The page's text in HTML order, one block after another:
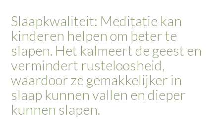
Slaapkwaliteit: Meditatie kan
kinderen helpen om beter te
slapen. Het kalmeert de geest en
vermindert rusteloosheid,
waardoor ze gemakkelijker in
slaap kunnen vallen en dieper
kunnen slapen.